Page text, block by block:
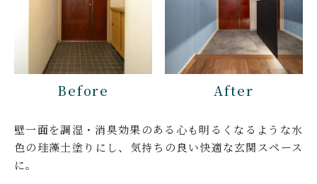
Before After
壁一面を調湿・消臭効果のある心も明るくなるような水
色の珪藻土塗りにし、気持ちの良い快適な玄関スペース
に。